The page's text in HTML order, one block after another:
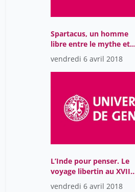
Spartacus, un homme
libre entre le mythe et
l’histoire
vendredi 6 avril 2018
L’Inde pour penser. Le
voyage libertin au XVIIe
siècle
vendredi 6 avril 2018